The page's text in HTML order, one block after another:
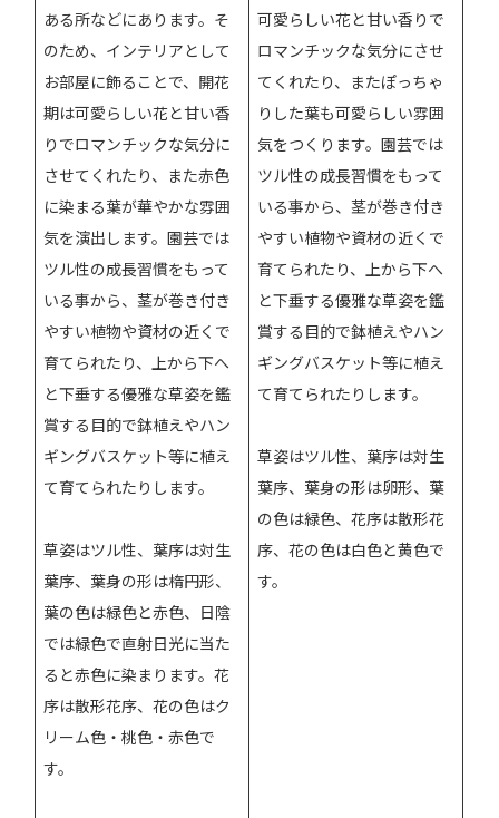
ある所などにあります。そ
のため、インテリアとして
お部屋に飾ることで、開花
期は可愛らしい花と甘い香
りでロマンチックな気分に
させてくれたり、また赤色
に染まる葉が華やかな雰囲
気を演出します。園芸では
ツル性の成長習慣をもって
いる事から、茎が巻き付き
やすい植物や資材の近くで
育てられたり、上から下へ
と下垂する優雅な草姿を鑑
賞する目的で鉢植えやハン
ギングバスケット等に植え
て育てられたりします。
草姿はツル性、葉序は対生
葉序、葉身の形は楕円形、
葉の色は緑色と赤色、日陰
では緑色で直射日光に当た
ると赤色に染まります。花
序は散形花序、花の色はク
リーム色・桃色・赤色で
す。
可愛らしい花と甘い香りで
ロマンチックな気分にさせ
てくれたり、またぽっちゃ
りした葉も可愛らしい雰囲
気をつくります。園芸では
ツル性の成長習慣をもって
いる事から、茎が巻き付き
やすい植物や資材の近くで
育てられたり、上から下へ
と下垂する優雅な草姿を鑑
賞する目的で鉢植えやハン
ギングバスケット等に植え
て育てられたりします。
草姿はツル性、葉序は対生
葉序、葉身の形は卵形、葉
の色は緑色、花序は散形花
序、花の色は白色と黄色で
す。